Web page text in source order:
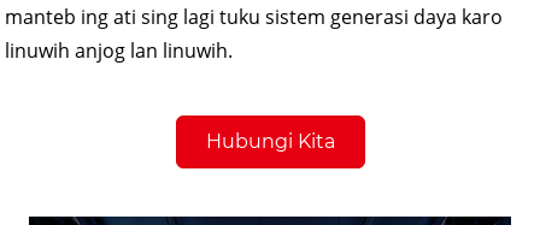
manteb ing ati sing lagi tuku sistem generasi daya karo
linuwih anjog lan linuwih.
Hubungi Kita